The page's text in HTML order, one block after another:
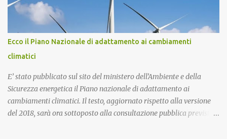
Ecco il Piano Nazionale di adattamento ai cambiamenti
climatici
E’ stato pubblicato sul sito del ministero dell’Ambiente e della
Sicurezza energetica il Piano nazionale di adattamento ai
cambiamenti climatici. Il testo, aggiornato rispetto alla versione
del 2018, sarà ora sottoposto alla consultazione pubblica prevista